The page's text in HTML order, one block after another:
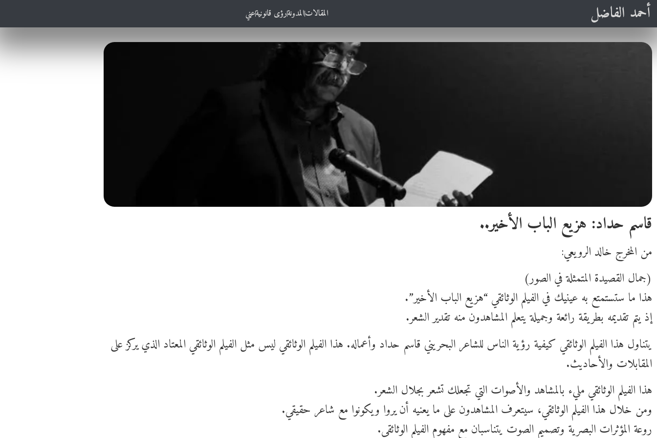
أحمد الفاضل المقالاتالمدونةرؤى قانونيةعني
قاسم حداد: هزيع الباب الأخير..
من المخرج خالد الرويعي:
(جمال القصيدة المتمثلة في الصور)
هذا ما ستستمتع به عينيك في الفيلم الوثائقي “هزيع الباب الأخير”.
إذ يتم تقديمه بطريقة رائعة وجميلة يتعلم المشاهدون منه تقدير الشعر.
يتناول هذا الفيلم الوثائقي كيفية رؤية الناس للشاعر البحريني قاسم حداد وأعماله. هذا الفيلم الوثائقي ليس مثل الفيلم الوثائقي المعتاد الذي يركز على
المقابلات والأحاديث.
هذا الفيلم الوثائقي مليء بالمشاهد والأصوات التي تجعلك تشعر بجلال الشعر.
ومن خلال هذا الفيلم الوثائقي، سيتعرف المشاهدون على ما يعنيه أن يروا ويكونوا مع شاعر حقيقي.
روعة المؤثرات البصرية وتصميم الصوت يتناسبان مع مفهوم الفيلم الوثائقي.